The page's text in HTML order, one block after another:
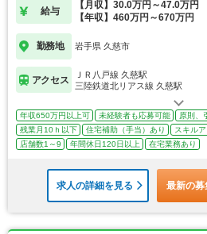
給与
【月収】30.0万円～47.0万円
【年収】460万円～670万円
勤務地 岩手県 久慈市
アクセス
ＪＲ八戸線 久慈駅
三陸鉄道北リアス線 久慈駅
年収650万円以上可 未経験者も応募可能
原則、
残業月10ｈ以下
住宅補助（手当）あり スキル
店舗数1～9
年間休日120日以上 在宅業務あり
求人の詳細を見る 最新の募